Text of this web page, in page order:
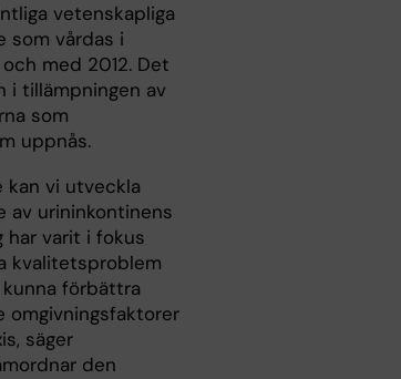
vetenskapliga
som vårdas i
med 2012. Det
i tillämpningen av
som
uppnås.
vi utveckla
av urininkontinens
har varit i fokus
kvalitetsproblem
förbättra
omgivningsfaktorer
säger
den